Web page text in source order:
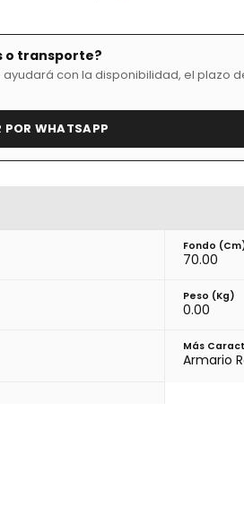
o transporte?
con la disponibilidad, el plazo
POR WHATSAPP
Fondo
70.00
Peso (kg)
0.00
Más
Armario